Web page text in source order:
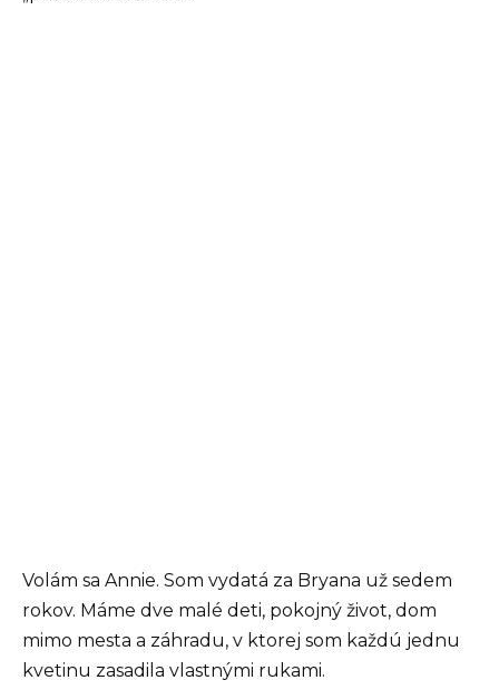
Volám sa Annie. Som vydatá za Bryana už sedem
rokov. Máme dve malé deti, pokojný život, dom
mimo mesta a záhradu, v ktorej som každú jednu
kvetinu zasadila vlastnými rukami.